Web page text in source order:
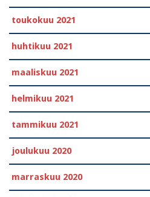
toukokuu 2021
huhtikuu 2021
maaliskuu 2021
helmikuu 2021
tammikuu 2021
joulukuu 2020
marraskuu 2020